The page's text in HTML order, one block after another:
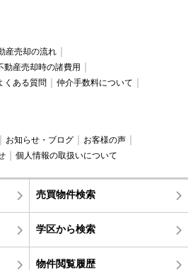
産売却の流れ
動産売却時の諸費用
くある質問
仲介手数料について
お知らせ・ブログ
お客様の声
個人情報の取扱いについて
売買物件検索
学区から検索
物件閲覧履歴